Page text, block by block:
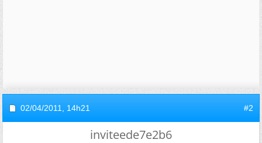
02/04/2011, 14h21 #2
inviteede7e2b6